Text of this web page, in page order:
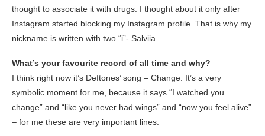
thought to associate it with drugs. I thought about it only after
Instagram started blocking my Instagram profile. That is why my
nickname is written with two “i”- Salviia
What’s your favourite record of all time and why?
I think right now it’s Deftones’ song – Change. It’s a very
symbolic moment for me, because it says “I watched you
change” and “like you never had wings” and “now you feel alive”
– for me these are very important lines.